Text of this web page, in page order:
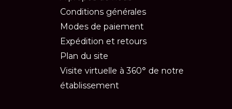
Conditions générales
Modes de paiement
Expédition et retours
Plan du site
Visite virtuelle à 360° de notre
établissement